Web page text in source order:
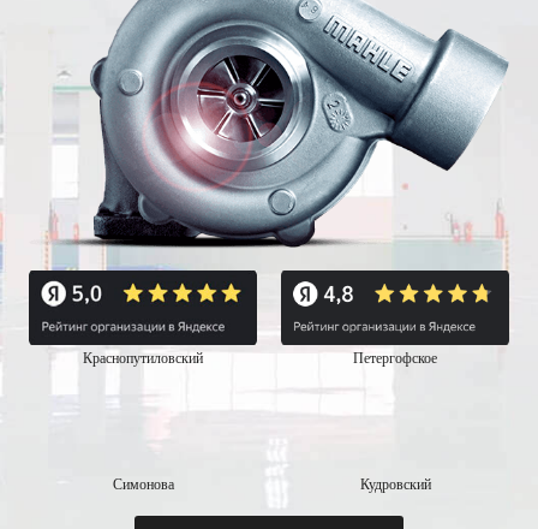
Краснопутиловский Петергофское
Симонова Кудровский